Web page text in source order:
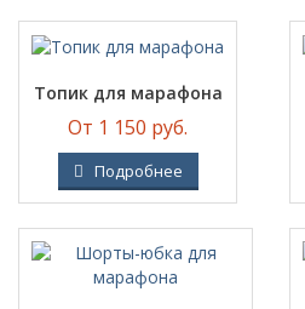
Топик для марафона
От 1 150 руб.
Подробнее